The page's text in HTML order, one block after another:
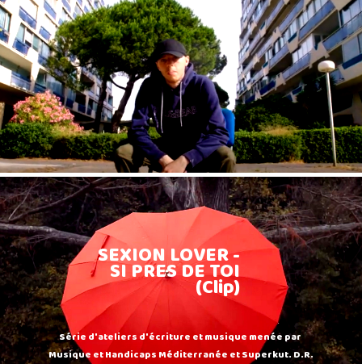
SEXION LOVER -
SI PRES DE TOI
(Clip)
Série d'ateliers d'écriture et musique menée par
Musique et Handicaps Méditerranée et Superkut. D.R.